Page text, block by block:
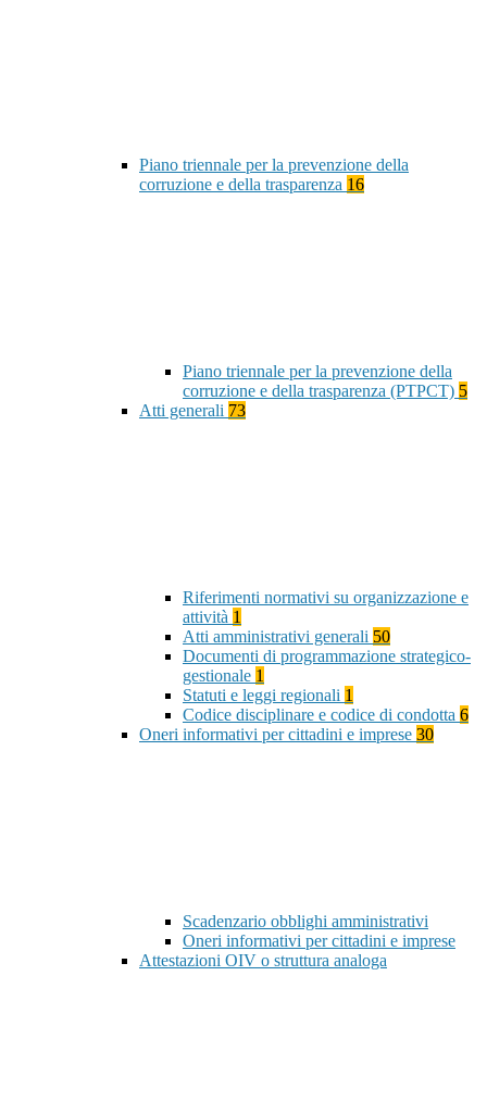
Piano triennale per la prevenzione della
corruzione e della trasparenza 16
Piano triennale per la prevenzione della
corruzione e della trasparenza (PTPCT) 5
Atti generali 73
Riferimenti normativi su organizzazione e
attività 1
Atti amministrativi generali 50
Documenti di programmazione strategico-
gestionale 1
Statuti e leggi regionali 1
Codice disciplinare e codice di condotta 6
Oneri informativi per cittadini e imprese 30
Scadenzario obblighi amministrativi
Oneri informativi per cittadini e imprese
Attestazioni OIV o struttura analoga